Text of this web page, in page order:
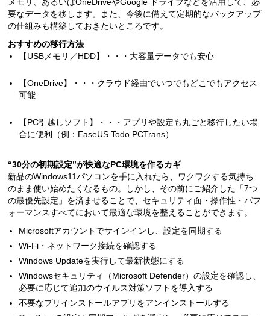
メモリ、あるいはOneDriveやGoogle ドライブなどを活用して、必
要なデータを移します。また、今後に備えて定期的なバックアップ
の仕組みも構築しておきたいところです。
おすすめの移行方法
【USBメモリ／HDD】・・・大容量データでも安心
【OneDrive】・・・クラウド経由でいつでもどこでもアクセス
可能
【PC引越しソフト】・・・アプリや設定も丸ごと移行したい場
合に便利（例：EaseUS Todo PCTrans）
“30分の初期設定”が快適なPC環境を作るカギ
新品のWindows11パソコンを手に入れたら、ワクワクする気持ち
のまま使い始めたくなるもの。しかし、その前にご紹介した「7つ
の最優先設定」を済ませることで、セキュリティ面・操作性・パフ
ォーマンスすべてにおいて最適な環境を整えることができます。
Microsoftアカウントでサインインし、設定を同期する
Wi-Fi・ネットワーク接続を確認する
Windows Updateを実行して最新状態にする
Windowsセキュリティ（Microsoft Defender）の設定を確認し、
必要に応じて追加のウイルス対策ソフトを導入する
不要なプリインストールアプリをアンインストールする